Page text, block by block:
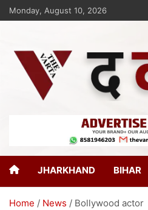
Monday, August 10, 2026
The Varta
JHARKHAND BIHAR
Home News Bollywood actor